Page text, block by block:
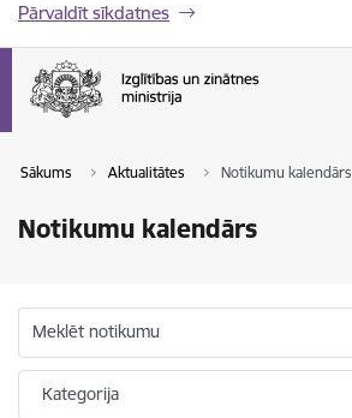
Pārvaldīt sīkdatnes
Sākums Aktualitātes Notikumu kalendārs
Notikumu kalendārs
Meklēt notikumu
Kategorija